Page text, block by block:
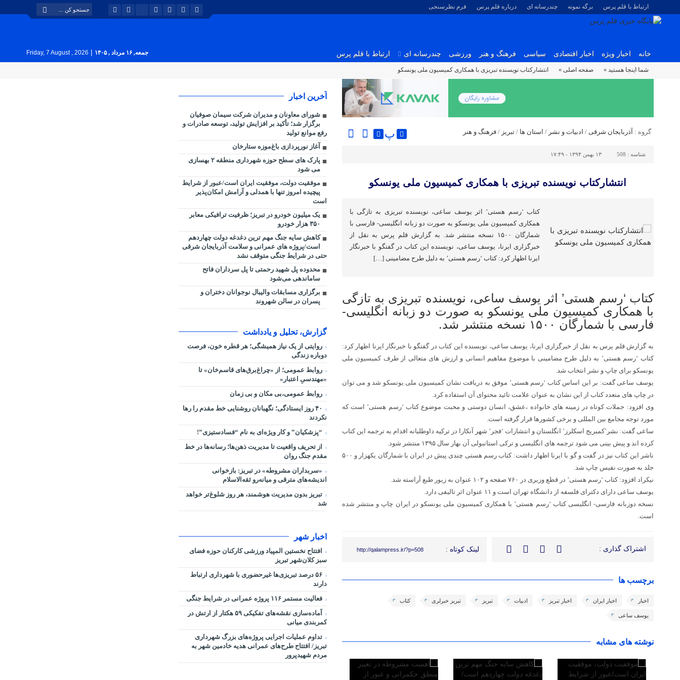
ارتباط با قلم پرس برگه نمونه چندرسانه ای درباره قلم پرس فرم نظرسنجی
خانه اخبار ویژه اخبار اقتصادی سیاسی فرهنگ و هنر ورزشی چندرسانه ای ارتباط با قلم پرس جمعه, ۱۶ مرداد , ۱۴۰۵ |
Friday, 7 August , 2026
شما اینجا هستید » صفحه اصلی » انتشارکتاب نویسنده تبریزی با همکاری کمیسیون ملی یونسکو
گروه : آذربایجان شرقی / ادبیات و نشر / استان ها / تبریز / فرهنگ و هنر پ
شناسه : 508 ۱۳ بهمن ۱۳۹۴ - ۱۷:۴۹
انتشارکتاب نویسنده تبریزی با همکاری کمیسیون ملی یونسکو
کتاب ‘رسم هستی’ اثر یوسف ساعی، نویسنده تبریزی به تازگی با
همکاری کمیسیون ملی یونسکو به صورت دو زبانه انگلیسی- فارسی با
شمارگان ۱۵۰۰ نسخه منتشر شد. به گزارش قلم پرس به نقل از
خبرگزاری ایرنا، یوسف ساعی، نویسنده این کتاب در گفتگو با خبرنگار
ایرنا اظهار کرد: کتاب ‘رسم هستی’ به دلیل طرح مضامینی […]
کتاب ‘رسم هستی’ اثر یوسف ساعی، نویسنده تبریزی به تازگی
با همکاری کمیسیون ملی یونسکو به صورت دو زبانه انگلیسی-
فارسی با شمارگان ۱۵۰۰ نسخه منتشر شد.
به گزارش قلم پرس به نقل از خبرگزاری ایرنا، یوسف ساعی، نویسنده این کتاب در گفتگو با خبرنگار ایرنا اظهار کرد:
کتاب ‘رسم هستی’ به دلیل طرح مضامینی با موضوع مفاهیم انسانی و ارزش های متعالی از طرف کمیسیون ملی
یونسکو برای چاپ و نشر انتخاب شد.
یوسف ساعی گفت: بر این اساس کتاب ‘رسم هستی’ موفق به دریافت نشان کمیسیون ملی یونسکو شد و می توان
در چاپ های متعدد کتاب از این نشان به عنوان علامت تائید محتوای آن استفاده کرد.
وی افزود: جملات کوتاه در زمینه های خانواده ،عشق، انسان دوستی و محبت موضوع کتاب ‘رسم هستی’ است که
مورد توجه مجامع بین المللی و برخی کشورها قرار گرفته است.
ساعی گفت: نشر’کمبریج اسکلرز’ انگلستان و انتشارات ‘فجر’ شهر آنکارا در ترکیه داوطلبانه اقدام به ترجمه این کتاب
کرده اند و پیش بینی می شود ترجمه های انگلیسی و ترکی استانبولی آن بهار سال ۱۳۹۵ منتشر شود.
ناشر این کتاب نیز در گفت و گو با ایرنا اظهار داشت: کتاب رسم هستی چندی پیش در ایران با شمارگان یکهزار و ۵۰۰
جلد به صورت نفیس چاپ شد.
نیکراد افزود: کتاب ‘رسم هستی’ در قطع وزیری در ۷۶۰ صفحه و ۱۰۲ عنوان به زیور طبع آراسته شد.
یوسف ساعی دارای دکترای فلسفه از دانشگاه تهران است و ۱۱ عنوان اثر تالیفی دارد.
نسخه دوزبانه فارسی- انگلیسی کتاب ‘رسم هستی’ با همکاری کمیسیون ملی یونسکو در ایران چاپ و منتشر شده
است.
اشتراک گذاری : لینک کوتاه : http://qalampress.ir/?p=508
برچسب ها
اخبار اخبار ایران اخبار تبریز ادبیات تبریز تبریز خبرلری کتاب
یوسف ساعی
نوشته های مشابه
آخرین اخبار
شورای معاونان و مدیران شرکت سیمان صوفیان
برگزار شد؛ تأکید بر افزایش تولید، توسعه صادرات و
رفع موانع تولید
آغاز نورپردازی باغ‌موزه ستارخان
پارک های سطح حوزه شهرداری منطقه ۲ بهسازی
می شود
موفقیت دولت، موفقیت ایران است/عبور از شرایط
پیچیده امروز تنها با همدلی و آرامش امکان‌پذیر
است
یک میلیون خودرو در تبریز؛ ظرفیت ترافیکی معابر
۳۵۰ هزار خودرو
کاهش سایه جنگ مهم ‌ترین دغدغه دولت چهاردهم
است/پروژه ‌های عمرانی و سلامت آذربایجان شرقی
حتی در شرایط جنگی متوقف نشد
محدوده پل شهید رحمتی تا پل سرداران فاتح
ساماندهی می‌شود
برگزاری مسابقات والیبال نوجوانان دختران و
پسران در سالن شهروند
گزارش، تحلیل و یادداشت
روایتی از یک نیاز همیشگی؛ هر قطره خون، فرصت
دوباره زندگی
روابط عمومی؛ از «چراغ‌برق‌های قاسم‌خان» تا
«مهندسیِ اعتبار»
روابط عمومی،بی مکان و بی زمان
۴۰ روز ایستادگی؛ نگهبانان روشنایی خط مقدم را رها
نکردند
“پزشکیان” و کار ویژه‌ای به نام “فسادستیزی”!
از تحریف واقعیت تا مدیریت ذهن‌ها؛ رسانه‌ها در خط
مقدم جنگ روان
«سربداران مشروطه» در تبریز: بازخوانی
اندیشه‌های مترقی و میانه‌رو ثقه‌الاسلام
تبریز بدون مدیریت هوشمند، هر روز شلوغ‌تر خواهد
شد
اخبار شهر
افتتاح نخستین المپیاد ورزشی کارکنان حوزه فضای
سبز کلان‌شهر تبریز
۵۶ درصد تبریزی‌ها غیرحضوری با شهرداری ارتباط
دارند
فعالیت مستمر ۱۱۶ پروژه عمرانی در شرایط جنگی
آماده‌سازی نقشه‌های تفکیکی ۵۹ هکتار از ارتش در
کمربندی میانی
تداوم عملیات اجرایی پروژه‌های بزرگ شهرداری
تبریز/ افتتاح طرح‌های عمرانی هدیه خادمین شهر به
مردم شهیدپرور